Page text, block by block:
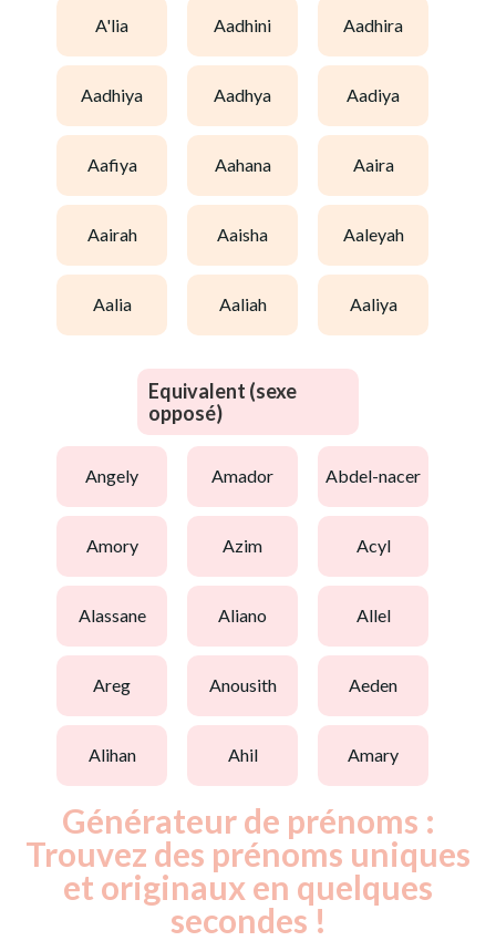
a'lia aadhini aadhira
aadhiya aadhya aadiya
aafiya aahana aaira
aairah aaisha aaleyah
aalia aaliah aaliya
Equivalent (sexe
opposé)
angely amador abdel-nacer
amory azim acyl
alassane aliano allel
areg anousith aeden
alihan ahil amary
Générateur de prénoms :
Trouvez des prénoms uniques
et originaux en quelques
secondes !